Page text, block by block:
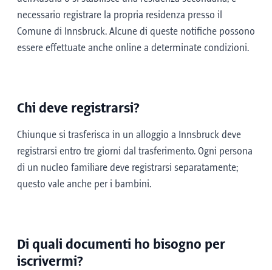
necessario registrare la propria residenza presso il
Comune di Innsbruck. Alcune di queste notifiche possono
essere effettuate anche online a determinate condizioni.
Chi deve registrarsi?
Chiunque si trasferisca in un alloggio a Innsbruck deve
registrarsi entro tre giorni dal trasferimento. Ogni persona
di un nucleo familiare deve registrarsi separatamente;
questo vale anche per i bambini.
Di quali documenti ho bisogno per
iscrivermi?